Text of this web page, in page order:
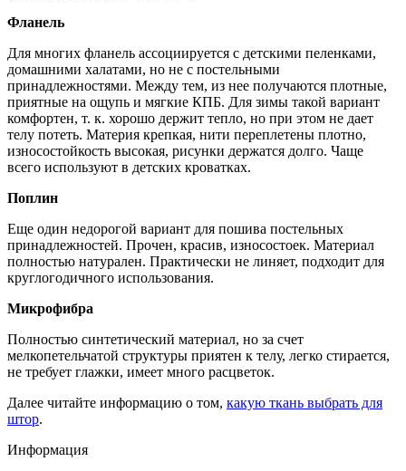
Фланель
Для многих фланель ассоциируется с детскими пеленками,
домашними халатами, но не с постельными
принадлежностями. Между тем, из нее получаются плотные,
приятные на ощупь и мягкие КПБ. Для зимы такой вариант
комфортен, т. к. хорошо держит тепло, но при этом не дает
телу потеть. Материя крепкая, нити переплетены плотно,
износостойкость высокая, рисунки держатся долго. Чаще
всего используют в детских кроватках.
Поплин
Еще один недорогой вариант для пошива постельных
принадлежностей. Прочен, красив, износостоек. Материал
полностью натурален. Практически не линяет, подходит для
круглогодичного использования.
Микрофибра
Полностью синтетический материал, но за счет
мелкопетельчатой структуры приятен к телу, легко стирается,
не требует глажки, имеет много расцветок.
Далее читайте информацию о том, какую ткань выбрать для
штор.
Информация